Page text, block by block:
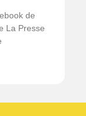
de
La Presse